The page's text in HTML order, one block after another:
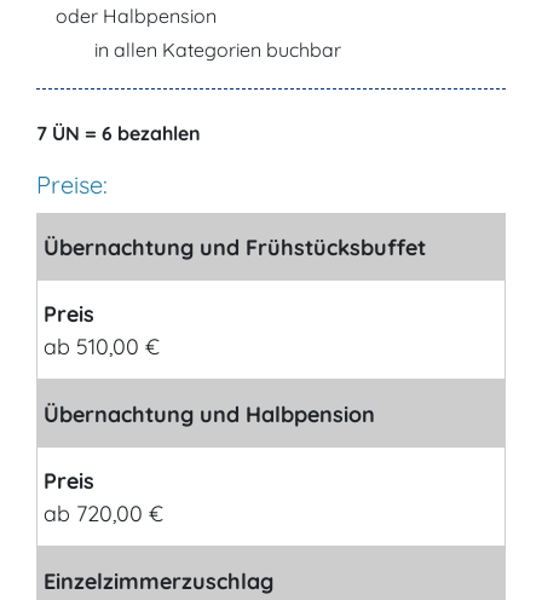
oder Halbpension
in allen Kategorien buchbar
7 ÜN = 6 bezahlen
Preise:
Übernachtung und Frühstücksbuffet
Preis
ab 510,00 €
Übernachtung und Halbpension
Preis
ab 720,00 €
Einzelzimmerzuschlag